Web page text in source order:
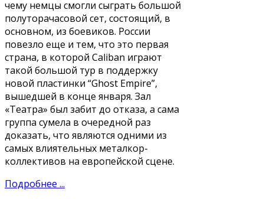
чему немцы смогли сыграть большой
полуторачасовой сет, состоящий, в
основном, из боевиков. России
повезло еще и тем, что это первая
страна, в которой Caliban играют
такой большой тур в поддержку
новой пластинки “Ghost Empire”,
вышедшей в конце января. Зал
«Театра» был забит до отказа, а сама
группа сумела в очередной раз
доказать, что являются одними из
самых влиятельных металкор-
коллективов на европейской сцене.
Подробнее ...